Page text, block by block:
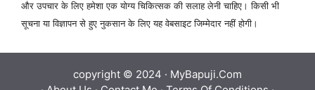
और उपचार के लिए हमेशा एक योग्य चिकित्सक की सलाह लेनी चाहिए। किसी भी
सूचना या विज्ञापन से हुए नुकसान के लिए यह वेबसाइट जिम्मेदार नहीं होगी।
copyright © 2024 · MyBapuji.Com